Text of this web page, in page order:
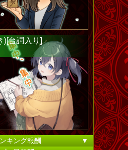
)[台詞入り]
キング報酬
▼